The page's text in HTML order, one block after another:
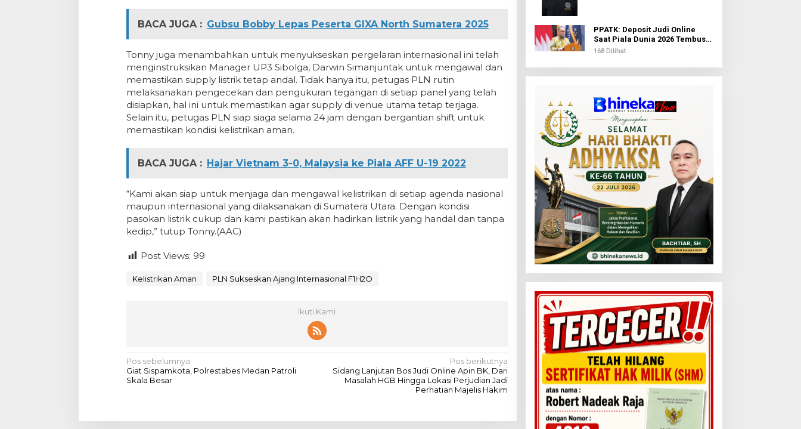
BACA JUGA : Gubsu Bobby Lepas Peserta GIXA North Sumatera 2025
Tonny juga menambahkan untuk menyukseskan pergelaran internasional ini telah
menginstruksikan Manager UP3 Sibolga, Darwin Simanjuntak untuk mengawal dan
memastikan supply listrik tetap andal. Tidak hanya itu, petugas PLN rutin
melaksanakan pengecekan dan pengukuran tegangan di setiap panel yang telah
disiapkan, hal ini untuk memastikan agar supply di venue utama tetap terjaga.
Selain itu, petugas PLN siap siaga selama 24 jam dengan bergantian shift untuk
memastikan kondisi kelistrikan aman.
BACA JUGA : Hajar Vietnam 3-0, Malaysia ke Piala AFF U-19 2022
“Kami akan siap untuk menjaga dan mengawal kelistrikan di setiap agenda nasional
maupun internasional yang dilaksanakan di Sumatera Utara. Dengan kondisi
pasokan listrik cukup dan kami pastikan akan hadirkan listrik yang handal dan tanpa
kedip,” tutup Tonny.(AAC)
Post Views: 99
Kelistrikan Aman PLN Sukseskan Ajang Internasional F1H2O
Ikuti Kami
N
a
Pos sebelumnya
Giat Sispamkota, Polrestabes Medan Patroli
Skala Besar
Pos berikutnya
Sidang Lanjutan Bos Judi Online Apin BK, Dari
Masalah HGB Hingga Lokasi Perjudian Jadi
Perhatian Majelis Hakim
PPATK: Deposit Judi Online
Saat Piala Dunia 2026 Tembus
Rp1,02 Triliun, QRIS Jadi Kanal
168 Dilihat